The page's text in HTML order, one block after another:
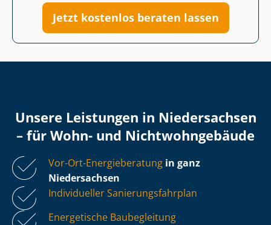
Jetzt kostenlos beraten lassen
Unsere Leistungen in Niedersachsen
– für Wohn- und Nicht­wohn­ge­bäu­de
Vor-Ort-Energieberatung in ganz
Niedersachsen
Individueller Sa­nie­rungs­fahr­plan
Energetische Baubegleitung